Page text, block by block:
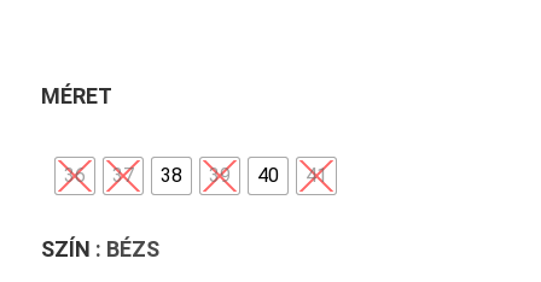
MÉRET
36 37 38 39 40 41
SZÍN : BÉZS